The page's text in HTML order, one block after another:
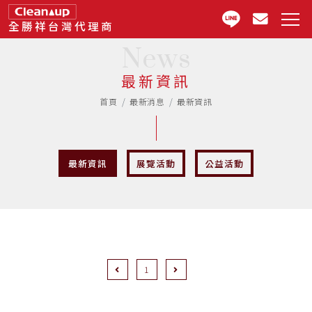
全勝祥台灣代理商
最新資訊
首頁 最新消息 最新資訊
最新資訊 展覽活動 公益活動
Previous
1 Next